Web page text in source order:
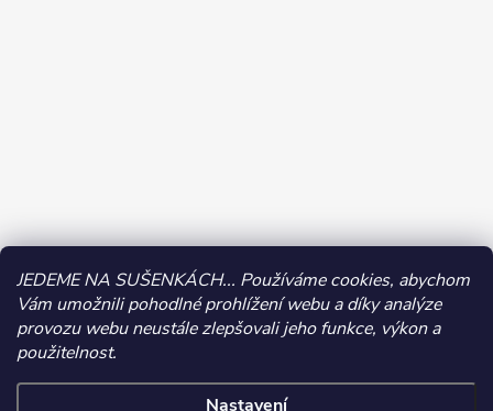
JEDEME NA SUŠENKÁCH... Používáme cookies, abychom
Vám umožnili pohodlné prohlížení webu a díky analýze
provozu webu neustále zlepšovali jeho funkce, výkon a
použitelnost.
Nastavení